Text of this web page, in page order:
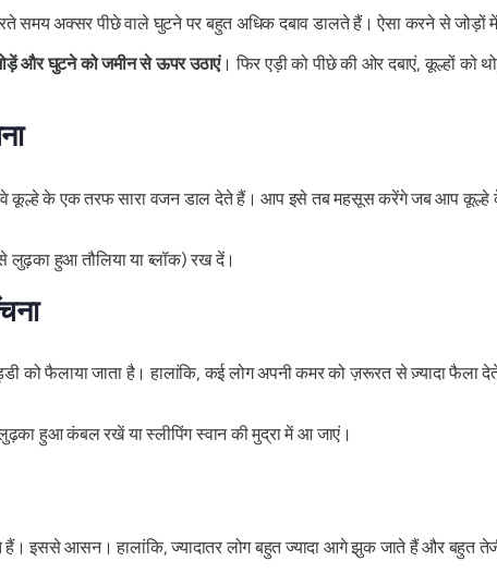
समय अक्सर पीछे वाले घुटने पर बहुत अधिक दबाव डालते हैं। ऐसा करने से जोड़ों
और घुटने को जमीन से ऊपर उठाएं। फिर एड़ी को पीछे की ओर दबाएं, कूल्हों को
वे कूल्हे के एक तरफ सारा वजन डाल देते हैं। आप इसे तब महसूस करेंगे जब आप
हुआ तौलिया या ब्लॉक) रख दें।
को फैलाया जाता है। हालांकि, कई लोग अपनी कमर को ज़रूरत से ज़्यादा फैला देते
हुआ कंबल रखें या स्लीपिंग स्वान की मुद्रा में आ जाएं।
हैं। इससेआसन। हालांकि, ज्यादातर लोग बहुत ज्यादा आगे झुक जाते हैं और बहुत